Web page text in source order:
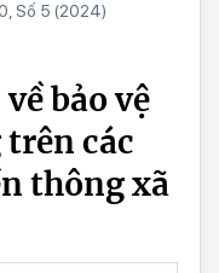
Số 5 (2024)
bảo vệ
các
thông xã